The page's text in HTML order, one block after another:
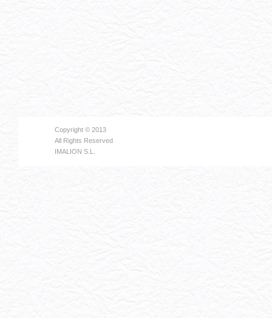
Copyright © 2013
All Rights Reserved
IMALION S.L.